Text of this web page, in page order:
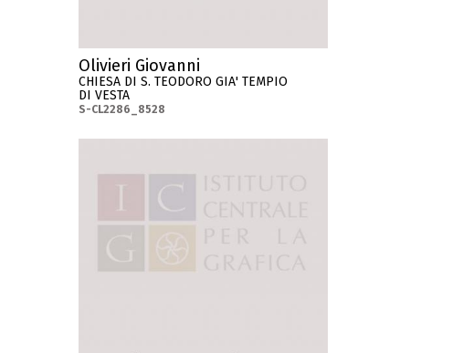
Olivieri Giovanni
CHIESA DI S. TEODORO GIA' TEMPIO
DI VESTA
S-CL2286_8528